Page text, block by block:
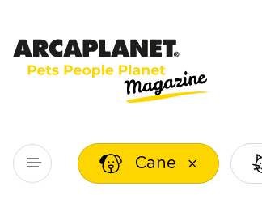
Cane